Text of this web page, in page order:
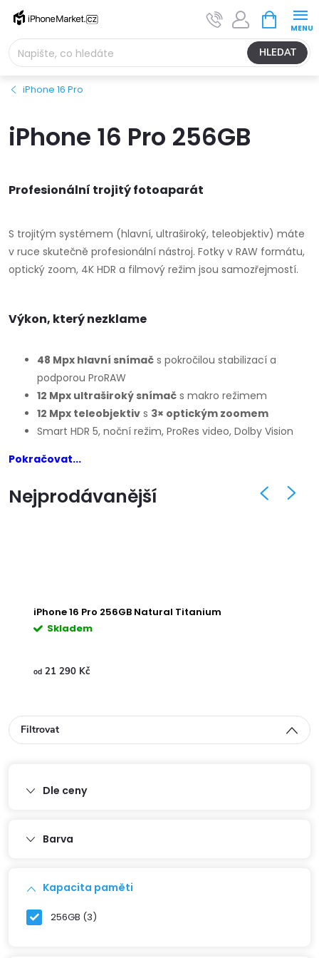
Přejít
obsah
HLEDAT
NÁKUPNÍ
KOŠÍK
iPhone 16 Pro
iPhone 16 Pro 256GB
Profesionální trojitý fotoaparát
S trojitým systémem (hlavní, ultraširoký, teleobjektiv) máte
v ruce skutečně profesionální nástroj. Fotky v RAW formátu,
optický zoom, 4K HDR a filmový režim jsou samozřejmostí.
Výkon, který nezklame
48 Mpx hlavní snímač s pokročilou stabilizací a
podporou ProRAW
12 Mpx ultraširoký snímač s makro režimem
12 Mpx teleobjektiv s 3× optickým zoomem
Smart HDR 5, noční režim, ProRes video, Dolby Vision
Pokračovat...
Nejprodávanější
iPhone 16 Pro 256GB Natural Titanium
Skladem
od 21 290 Kč
Filtrovat
Dle ceny
Barva
Kapacita paměti
256GB 3